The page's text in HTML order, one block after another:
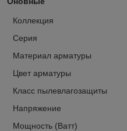
Коллекция
Серия
Материал арматуры
Цвет арматуры
Класс пылевлагозащиты
Напряжение
Мощность (Ватт)